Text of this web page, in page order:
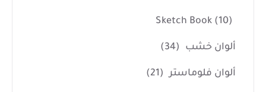
Sketch Book (10)
ألوان خشب (34)
ألوان فلوماستر (21)